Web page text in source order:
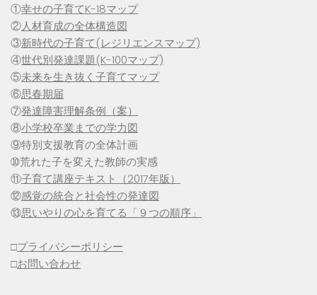
①幸せの子育てK-18マップ
②人材育成の全体構造図
③新時代の子育て(レジリエンスマップ)
④世代別発達課題(K-100マップ)
⑤未来を生き抜く子育てマップ
⑥思春期届
⑦発達障害理解条例（案）
⑧小学校卒業までの学力図
⑨特別支援教育の全体計画
➉荒れた子を変えた教師の実感
⑪子育て講座テキスト（2017年版）
⑫感覚の統合と社会性の発達図
⑬思いやりの心を育てる「９つの順序」
□プライバシーポリシー
□お問い合わせ